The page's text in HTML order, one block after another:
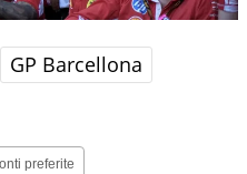
GP Barcellona
preferite